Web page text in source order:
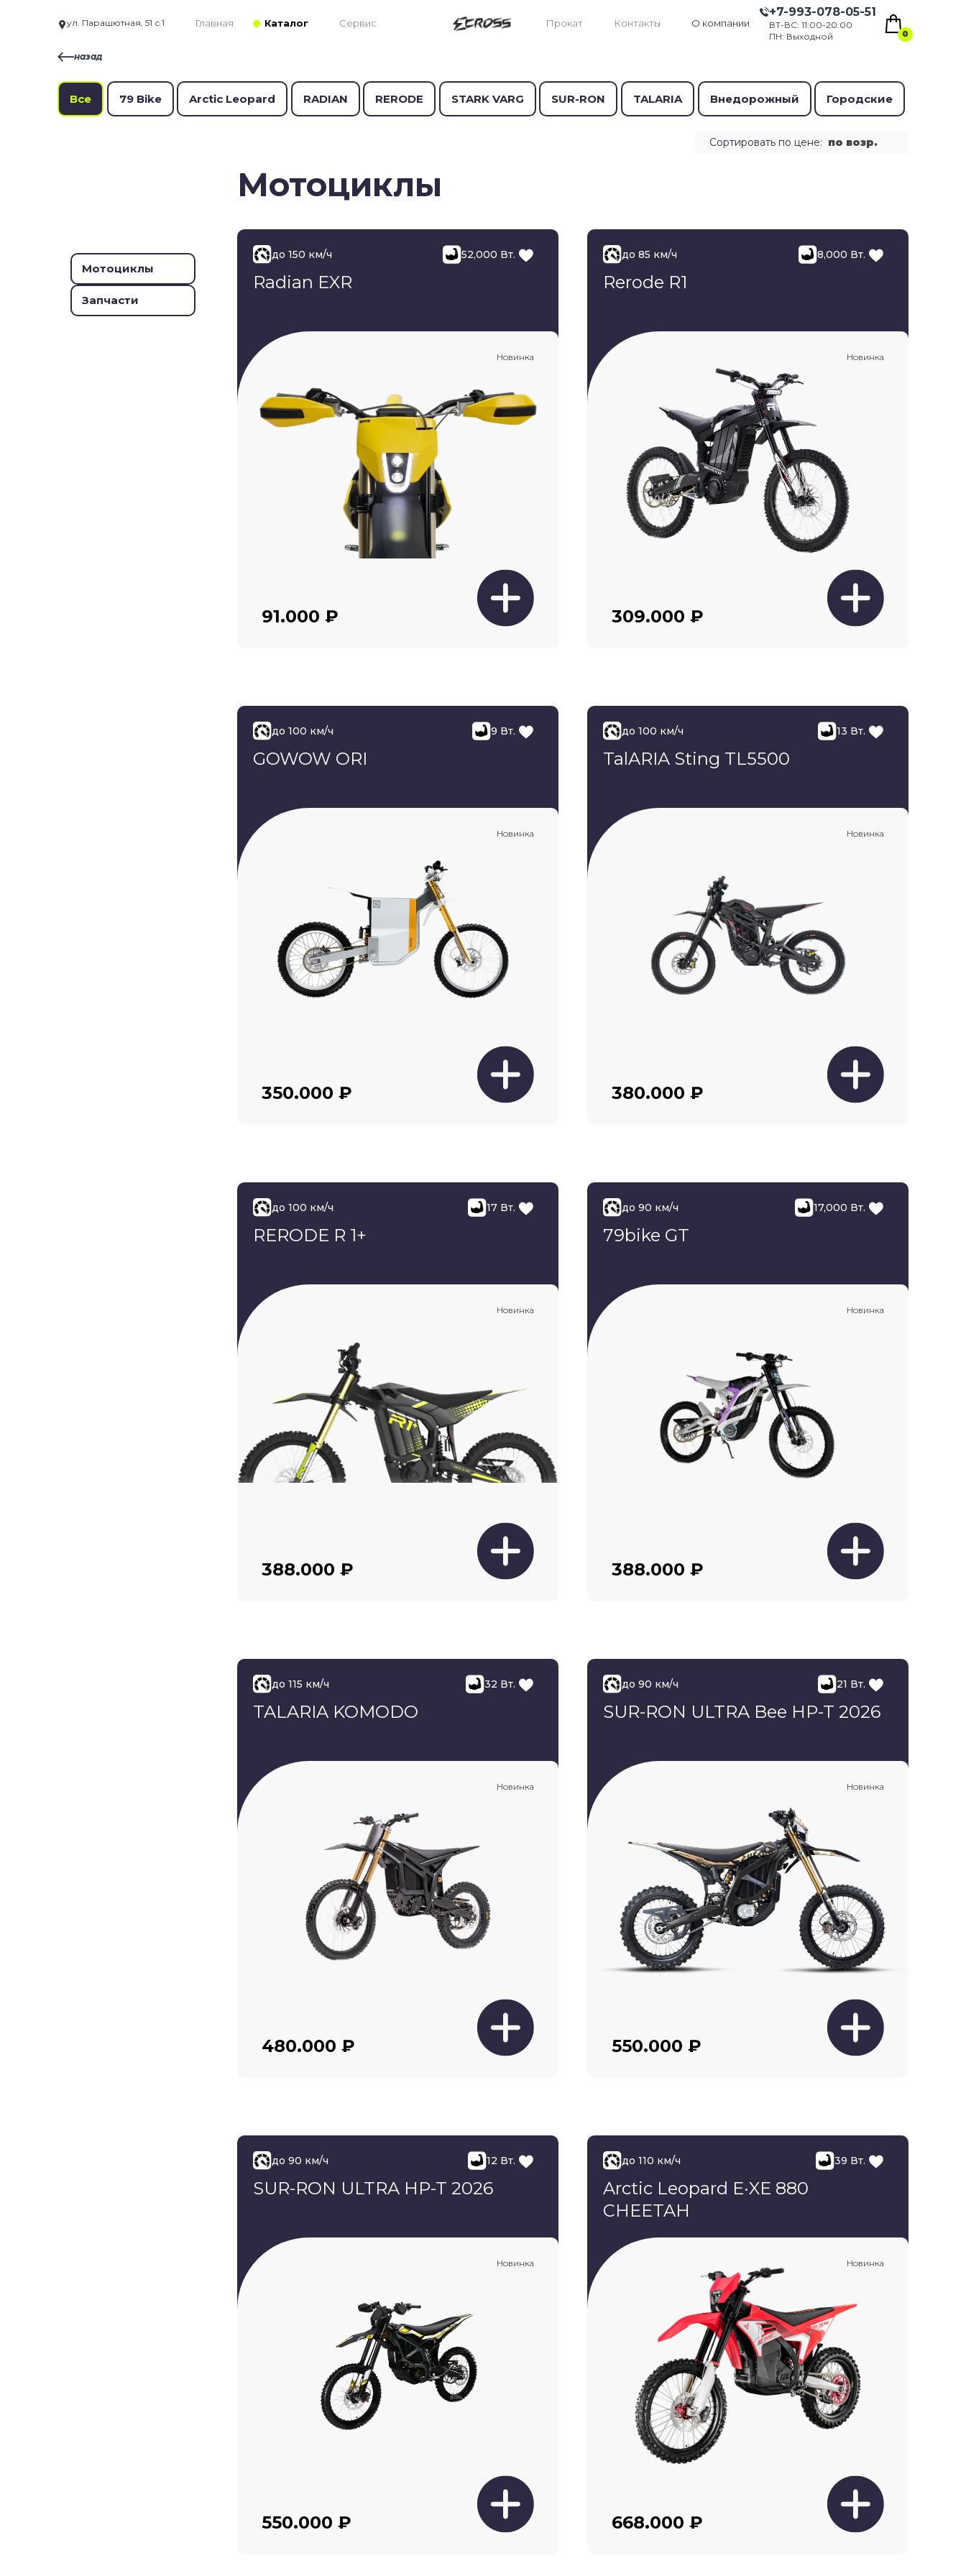
ул. Парашютная, 51 с.1 Главная Каталог Сервис Прокат Контакты О компании
+7-993-078-05-51
ВТ-ВС: 11:00-20:00
ПН: Выходной
0
назад
Все 79 Bike Arctic Leopard RADIAN RERODE STARK VARG SUR-RON TALARIA Внедорожный Городские
Мотоциклы
Запчасти
Сортировать по цене: по возр.
Мотоциклы
до 150 км/ч 52,000 Вт.
Radian EXR
Новинка
91.000 ₽
до 85 км/ч 8,000 Вт.
Rerode R1
Новинка
309.000 ₽
до 100 км/ч 9 Вт.
GOWOW ORI
Новинка
350.000 ₽
до 100 км/ч 13 Вт.
TalARIA Sting TL5500
Новинка
380.000 ₽
до 100 км/ч 17 Вт.
RERODE R 1+
Новинка
388.000 ₽
до 90 км/ч 17,000 Вт.
79bike GT
Новинка
388.000 ₽
до 115 км/ч 32 Вт.
TALARIA KOMODO
Новинка
480.000 ₽
до 90 км/ч 21 Вт.
SUR-RON ULTRA Bee HP-T 2026
Новинка
550.000 ₽
до 90 км/ч 12 Вт.
SUR-RON ULTRA HP-T 2026
Новинка
550.000 ₽
до 110 км/ч 39 Вт.
Arctic Leopard E·XE 880
CHEETAH
Новинка
668.000 ₽